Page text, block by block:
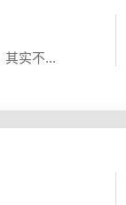
激光切割机属于冷门的机械设备，很多人还不了解这个行业，内心有种想法是设备价格和质量存在直接关系，一定是越贵越好。其实不然，没要选择贵的，客户可根据自己的需求和预算，选择适合自己企业的激光切割设备能够帮助自己企业解决问题的设备才是较为